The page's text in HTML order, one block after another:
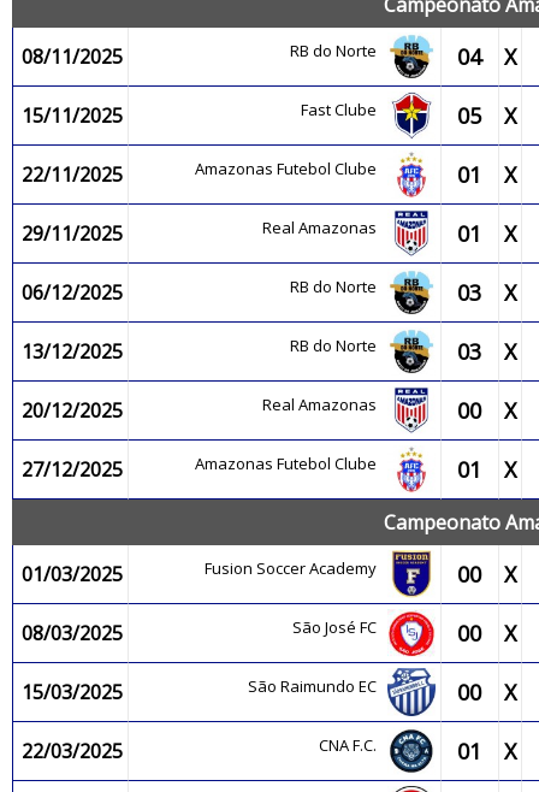
08/11/2025
RB do Norte 04 X
15/11/2025 Fast Clube 05 X
22/11/2025 Amazonas Futebol Clube 01 X
29/11/2025 Real Amazonas 01 X
06/12/2025 RB do Norte 03 X
13/12/2025 RB do Norte 03 X
20/12/2025 Real Amazonas 00 X
27/12/2025 Amazonas Futebol Clube 01 X
Campeonato
01/03/2025
Fusion Soccer Academy 00 X
08/03/2025 São José FC 00 X
15/03/2025 São Raimundo EC 00 X
22/03/2025 CNA F.C. 01 X